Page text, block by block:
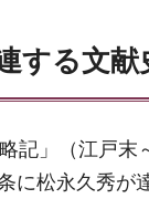
する文献
記」（江戸
に松永久秀が